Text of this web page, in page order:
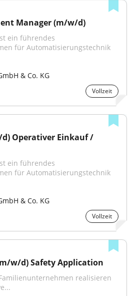
Manager (m/w/d)
ein führendes
für Automatisierungstechnik
& Co. KG
Vollzeit
Operativer Einkauf /
ein führendes
für Automatisierungstechnik
& Co. KG
Vollzeit
w/d) Safety Application
realisieren